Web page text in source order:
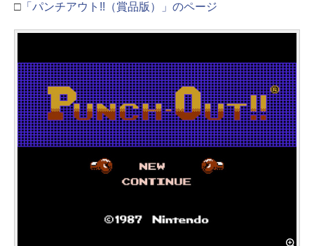
□ 「パンチアウト!!（賞品版）」のページ